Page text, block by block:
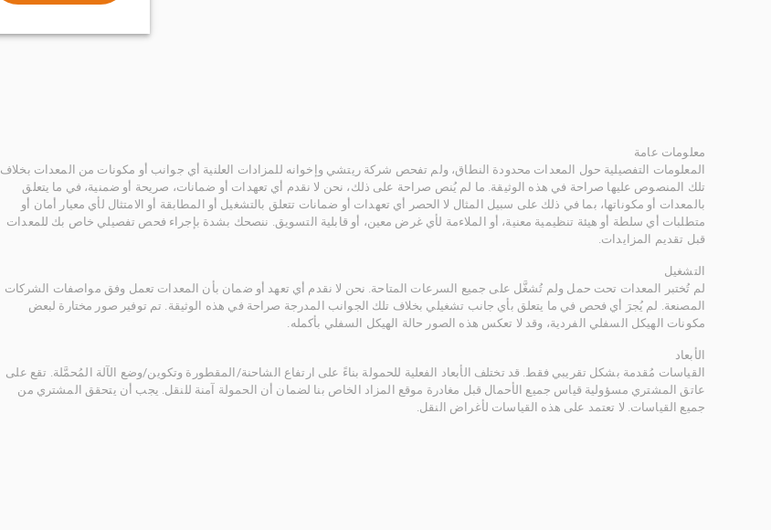
معلومات عامة
المعلومات التفصيلية حول المعدات محدودة النطاق، ولم تفحص شركة ريتشي وإخوانه للمزادات العلنية أي جوانب أو مكونات من المعدات بخلاف
تلك المنصوص عليها صراحة في هذه الوثيقة. ما لم يُنص صراحة على ذلك، نحن لا نقدم أي تعهدات أو ضمانات، صريحة أو ضمنية، في ما يتعلق
بالمعدات أو مكوناتها، بما في ذلك على سبيل المثال لا الحصر أي تعهدات أو ضمانات تتعلق بالتشغيل أو المطابقة أو الامتثال لأي معيار أمان أو
متطلبات أي سلطة أو هيئة تنظيمية معنية، أو الملاءمة لأي غرض معين، أو قابلية التسويق. ننصحك بشدة بإجراء فحص تفصيلي خاص بك للمعدات
قبل تقديم المزايدات.
التشغيل
لم تُختبر المعدات تحت حمل ولم تُشغَّل على جميع السرعات المتاحة. نحن لا نقدم أي تعهد أو ضمان بأن المعدات تعمل وفق مواصفات الشركات
المصنعة. لم يُجرَ أي فحص في ما يتعلق بأي جانب تشغيلي بخلاف تلك الجوانب المدرجة صراحة في هذه الوثيقة. تم توفير صور مختارة لبعض
مكونات الهيكل السفلي الفردية، وقد لا تعكس هذه الصور حالة الهيكل السفلي بأكمله.
الأبعاد
القياسات مُقدمة بشكل تقريبي فقط. قد تختلف الأبعاد الفعلية للحمولة بناءً على ارتفاع الشاحنة/المقطورة وتكوين/وضع الآلة المُحمَّلة. تقع على
عاتق المشتري مسؤولية قياس جميع الأحمال قبل مغادرة موقع المزاد الخاص بنا لضمان أن الحمولة آمنة للنقل. يجب أن يتحقق المشتري من
جميع القياسات. لا تعتمد على هذه القياسات لأغراض النقل.